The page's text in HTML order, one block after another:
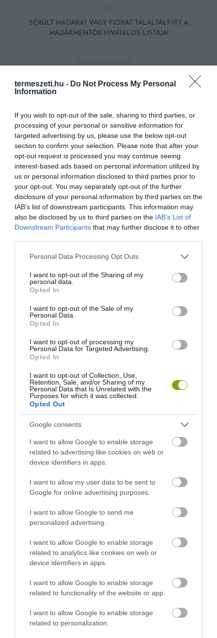
termeszeti.hu - Do Not Process My Personal
Information
If you wish to opt-out of the sale, sharing to third parties, or
processing of your personal or sensitive information for
targeted advertising by us, please use the below opt-out
section to confirm your selection. Please note that after your
opt-out request is processed you may continue seeing
interest-based ads based on personal information utilized by
us or personal information disclosed to third parties prior to
your opt-out. You may separately opt-out of the further
disclosure of your personal information by third parties on the
IAB’s list of downstream participants. This information may
also be disclosed by us to third parties on the IAB’s List of
Downstream Participants that may further disclose it to other
Please note that this website/app uses one or more Google
not limited to your visit or usage behaviour. You may click to
grant or deny consent to Google and its third-party tags to
use your data for below specified purposes in below Google
consent section.
Personal Data Processing Opt Outs
I want to opt-out of the Sharing of my
personal data.
Opted In
I want to opt-out of the Sale of my
Personal Data.
Opted In
I want to opt-out of processing my
Personal Data for Targeted Advertising.
Opted In
I want to opt-out of Collection, Use,
Retention, Sale, and/or Sharing of my
Personal Data that Is Unrelated with the
Purposes for which it was collected.
Opted Out
Google consents
I want to allow Google to enable storage
related to advertising like cookies on web or
device identifiers in apps.
I want to allow my user data to be sent to
Google for online advertising purposes.
I want to allow Google to send me
personalized advertising.
I want to allow Google to enable storage
related to analytics like cookies on web or
device identifiers in apps.
I want to allow Google to enable storage
related to functionality of the website or app.
I want to allow Google to enable storage
related to personalization.
SÉRÜLT MADARAT VAGY FIÓKÁT TALÁLTÁL? ITT A
MADÁRMENTŐK HIVATALOS LISTÁJA!
GIGANTIKUS NÖVÉNYEK NŐNEK AZ OROSZ SZIGETEN
HASONLÓ ÉRDEKESSÉGEK
KIRÁNDULÁS A
PANNONHALMI
2026-08-04
KIRÁNDULÁS PANNONHALMA
KÖRNYÉKÉN: TERMÉSZET,
TALÁLKOZÁSA
PANNONHALMI
ILLATMÚZEUMBA
2026-08-04
PANNONHALMI FŐAPÁTSÁG
2026-08-04
2026-08-04
A JÉG ALATT NEM ÜRESSÉG
VAN: ÓRIÁSI REJTETT TÁJ
MÉLYÉN